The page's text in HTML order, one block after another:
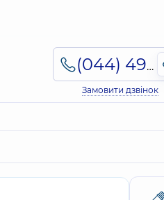
(044) 495-2-888
Замовити дзвінок